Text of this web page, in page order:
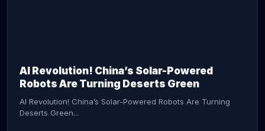
AI Revolution! China’s Solar-Powered
Robots Are Turning Deserts Green
AI Revolution! China’s Solar-Powered Robots Are Turning
Deserts Green...